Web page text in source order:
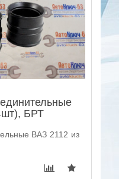
БРТ
ВАЗ 2112 из